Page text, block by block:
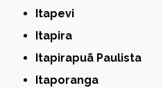
Itapevi
Itapira
Itapirapuã Paulista
Itaporanga